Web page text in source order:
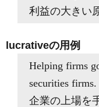
利益の大きい
lucrativeの用例
Helping firms
securities firms.
企業の上場を